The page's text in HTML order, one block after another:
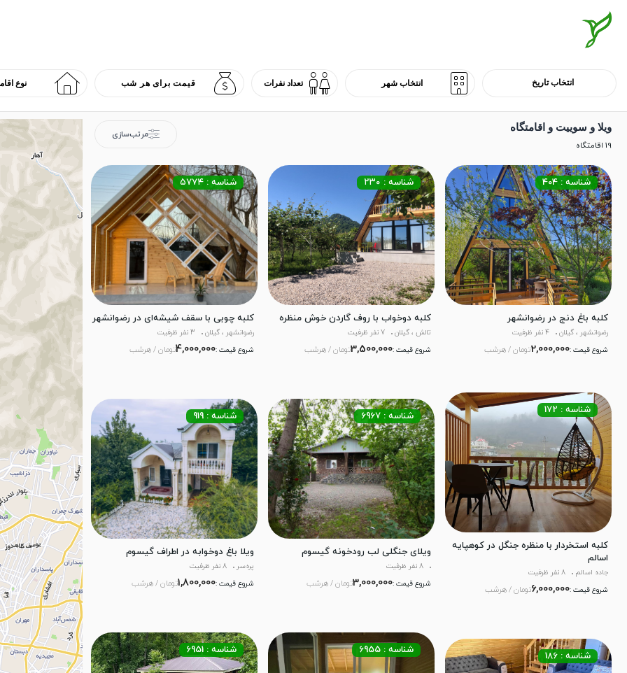
ویلا و سوییت و اقامتگاه
19 اقامتگاه
مرتب‌سازی
کلبه باغ دنج در رضوانشهر
شناسه : 404
رضوانشهر ، گیلان
4 نفر ظرفیت
شروع قیمت :2,000,000تومان / هرشب
کلبه دوخواب با روف گاردن خوش منظره
شناسه : ۲۳۰
تالش ، گیلان
7 نفر ظرفیت
شروع قیمت :3,500,000تومان / هرشب
کلبه چوبی با سقف شیشه‌ای در رضوانشهر
شناسه : ۵۷۷۴
رضوانشهر ، گیلان
3 نفر ظرفیت
شروع قیمت :4,000,000تومان / هرشب
کلبه استخردار با منظره جنگل در کوهپایه
اسالم
شناسه : 172
جاده اسالم
8 نفر ظرفیت
شروع قیمت :6,000,000تومان / هرشب
ویلای جنگلی لب رودخونه گیسوم
شناسه : 6967
8 نفر ظرفیت
شروع قیمت :3,000,000تومان / هرشب
ویلا باغ دوخوابه در اطراف گیسوم
شناسه : 919
پره‌سر
8 نفر ظرفیت
شروع قیمت :1,800,000تومان / هرشب
شناسه : 186 شناسه : 6955 شناسه : 6951